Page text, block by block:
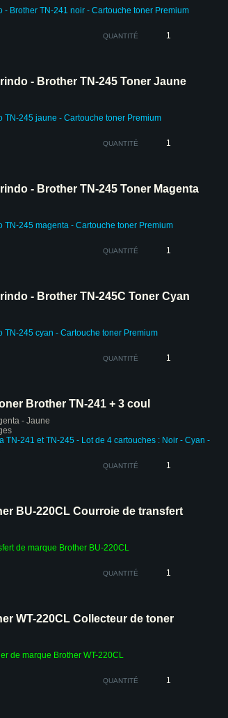
- Brother TN-241 noir - Cartouche toner Premium
QUANTITÉ
- Brother TN-245 Toner Jaune
TN-245 jaune - Cartouche toner Premium
QUANTITÉ
- Brother TN-245 Toner Magenta
TN-245 magenta - Cartouche toner Premium
QUANTITÉ
- Brother TN-245C Toner Cyan
TN-245 cyan - Cartouche toner Premium
QUANTITÉ
Brother TN-241 + 3 coul
- Jaune
TN-241 et TN-245 - Lot de 4 cartouches : Noir - Cyan -
QUANTITÉ
BU-220CL Courroie de transfert
de marque Brother BU-220CL
QUANTITÉ
WT-220CL Collecteur de toner
de marque Brother WT-220CL
QUANTITÉ